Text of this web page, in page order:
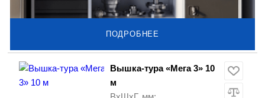
ПОДРОБНЕЕ
Вышка-тура «Мега 3» 10
м